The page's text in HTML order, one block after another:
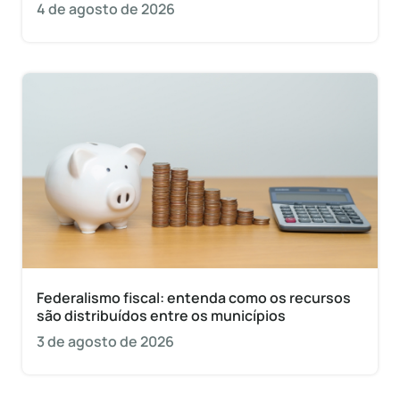
4 de agosto de 2026
Federalismo fiscal: entenda como os recursos
são distribuídos entre os municípios
3 de agosto de 2026